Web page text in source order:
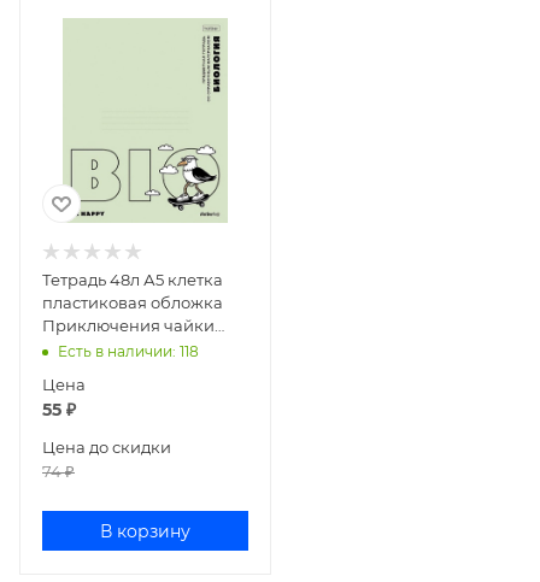
Тетрадь 48л А5 клетка
пластиковая обложка
Приключения чайки
Биология
Есть в наличии: 118
Цена
55 ₽
Цена до скидки
74₽
В корзину